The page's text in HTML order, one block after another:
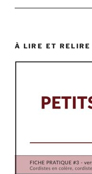
À LIRE ET RELIRE